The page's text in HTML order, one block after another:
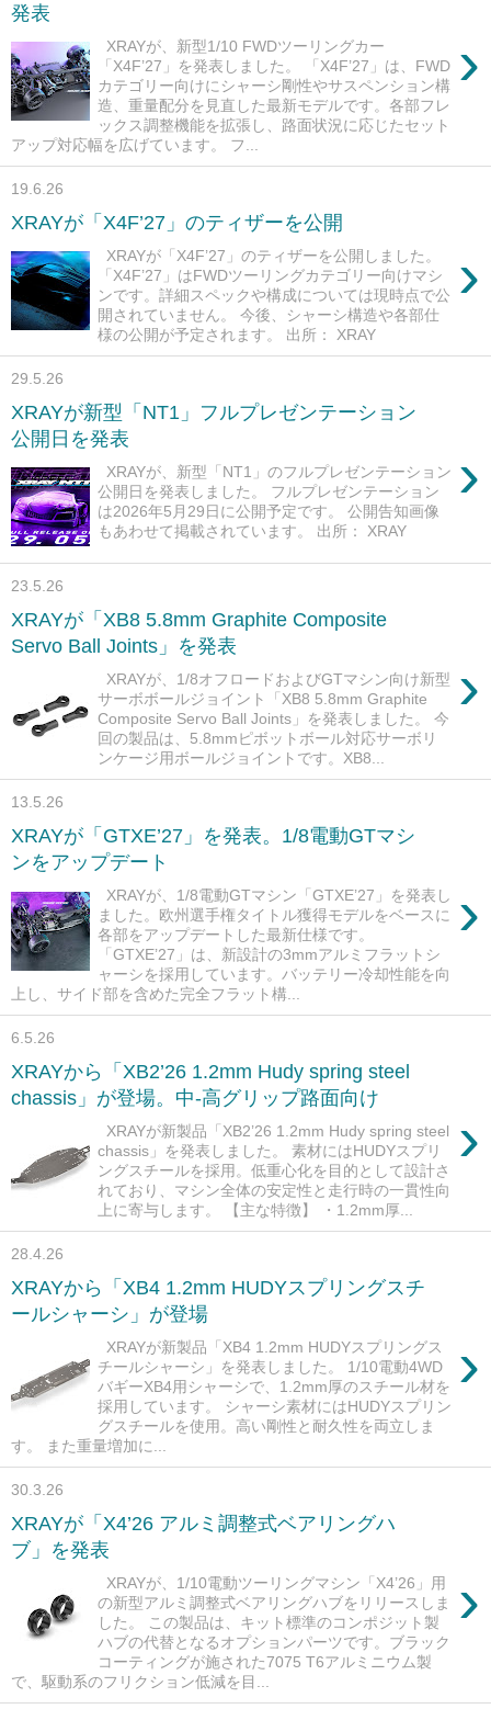
発表
›
XRAYが、新型1/10 FWDツーリングカー
「X4F’27」を発表しました。 「X4F’27」は、FWD
カテゴリー向けにシャーシ剛性やサスペンション構
造、重量配分を見直した最新モデルです。各部フレ
ックス調整機能を拡張し、路面状況に応じたセット
アップ対応幅を広げています。 フ...
19.6.26
XRAYが「X4F’27」のティザーを公開
›
XRAYが「X4F’27」のティザーを公開しました。
「X4F’27」はFWDツーリングカテゴリー向けマシ
ンです。詳細スペックや構成については現時点で公
開されていません。 今後、シャーシ構造や各部仕
様の公開が予定されます。 出所： XRAY
29.5.26
XRAYが新型「NT1」フルプレゼンテーション
公開日を発表
›
XRAYが、新型「NT1」のフルプレゼンテーション
公開日を発表しました。 フルプレゼンテーション
は2026年5月29日に公開予定です。 公開告知画像
もあわせて掲載されています。 出所： XRAY
23.5.26
XRAYが「XB8 5.8mm Graphite Composite
Servo Ball Joints」を発表
›
XRAYが、1/8オフロードおよびGTマシン向け新型
サーボボールジョイント「XB8 5.8mm Graphite
Composite Servo Ball Joints」を発表しました。 今
回の製品は、5.8mmピボットボール対応サーボリ
ンケージ用ボールジョイントです。XB8...
13.5.26
XRAYが「GTXE’27」を発表。1/8電動GTマシ
ンをアップデート
›
XRAYが、1/8電動GTマシン「GTXE’27」を発表し
ました。欧州選手権タイトル獲得モデルをベースに
各部をアップデートした最新仕様です。
「GTXE’27」は、新設計の3mmアルミフラットシ
ャーシを採用しています。バッテリー冷却性能を向
上し、サイド部を含めた完全フラット構...
6.5.26
XRAYから「XB2’26 1.2mm Hudy spring steel
chassis」が登場。中-高グリップ路面向け
›
XRAYが新製品「XB2’26 1.2mm Hudy spring steel
chassis」を発表しました。 素材にはHUDYスプリ
ングスチールを採用。低重心化を目的として設計さ
れており、マシン全体の安定性と走行時の一貫性向
上に寄与します。 【主な特徴】 ・1.2mm厚...
28.4.26
XRAYから「XB4 1.2mm HUDYスプリングスチ
ールシャーシ」が登場
›
XRAYが新製品「XB4 1.2mm HUDYスプリングス
チールシャーシ」を発表しました。 1/10電動4WD
バギーXB4用シャーシで、1.2mm厚のスチール材を
採用しています。 シャーシ素材にはHUDYスプリン
グスチールを使用。高い剛性と耐久性を両立しま
す。 また重量増加に...
30.3.26
XRAYが「X4’26 アルミ調整式ベアリングハ
ブ」を発表
›
XRAYが、1/10電動ツーリングマシン「X4’26」用
の新型アルミ調整式ベアリングハブをリリースしま
した。 この製品は、キット標準のコンポジット製
ハブの代替となるオプションパーツです。ブラック
コーティングが施された7075 T6アルミニウム製
で、駆動系のフリクション低減を目...